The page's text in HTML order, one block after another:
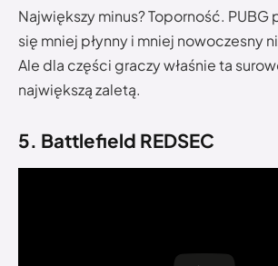
Największy minus? Toporność.
się mniej płynny i mniej nowoczesny
Ale dla części graczy właśnie ta
największą zaletą.
5. Battlefield REDSEC